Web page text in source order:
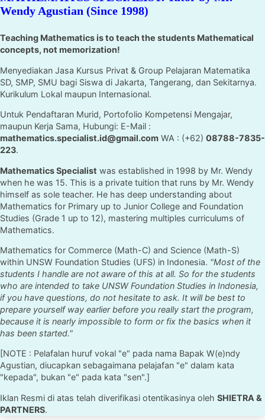
Wendy Agustian (Since 1998)
Teaching Mathematics is to teach the students Mathematical
concepts, not memorization!
Menyediakan Jasa Kursus Privat & Group Pelajaran Matematika
SD, SMP, SMU bagi Siswa di Jakarta, Tangerang, dan Sekitarnya.
Kurikulum Lokal maupun Internasional.
Untuk Pendaftaran Murid, Portofolio Kompetensi Mengajar,
maupun Kerja Sama, Hubungi: E-Mail :
mathematics.specialist.id@gmail.com WA : (+62) 08788-7835-
223.
Mathematics Specialist was established in 1998 by Mr. Wendy
when he was 15. This is a private tuition that runs by Mr. Wendy
himself as sole teacher. He has deep understanding about
Mathematics for Primary up to Junior College and Foundation
Studies (Grade 1 up to 12), mastering multiples curriculums of
Mathematics.
Mathematics for Commerce (Math-C) and Science (Math-S)
within UNSW Foundation Studies (UFS) in Indonesia. "Most of the
students I handle are not aware of this at all. So for the students
who are intended to take UNSW Foundation Studies in Indonesia,
if you have questions, do not hesitate to ask. It will be best to
prepare yourself way earlier before you really start the program,
because it is nearly impossible to form or fix the basics when it
has been started."
[NOTE : Pelafalan huruf vokal "e" pada nama Bapak W(e)ndy
Agustian, diucapkan sebagaimana pelajafan "e" dalam kata
"kepada", bukan "e" pada kata "sen".]
Iklan Resmi di atas telah diverifikasi otentikasinya oleh SHIETRA &
PARTNERS.